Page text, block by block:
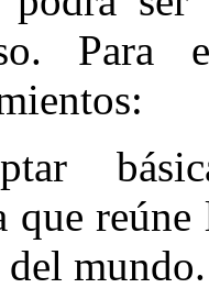
Para
reúne
del mundo.